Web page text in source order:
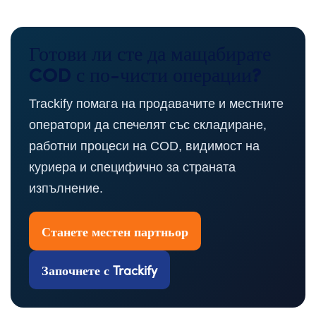
Готови ли сте да мащабирате
COD с по-чисти операции?
Trackify помага на продавачите и местните
оператори да спечелят със складиране,
работни процеси на COD, видимост на
куриера и специфично за страната
изпълнение.
Станете местен партньор
Започнете с Trackify